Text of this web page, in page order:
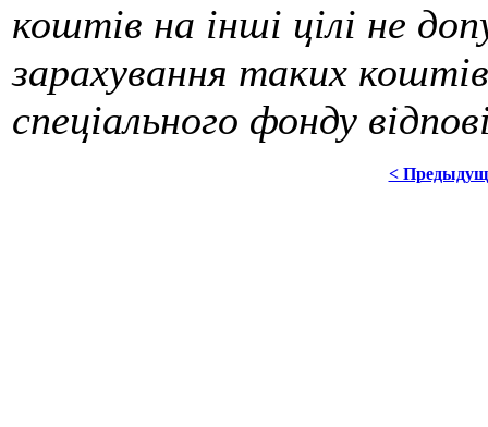
коштів на інші цілі не
зарахування таких
спеціального фонду
<